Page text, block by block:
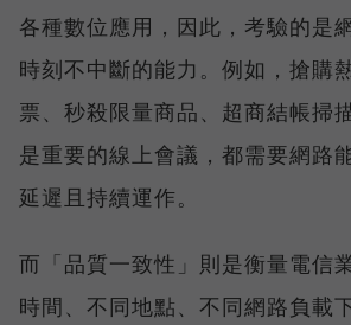
各種數位應用，因此，考驗的是
時刻不中斷的能力。例如，搶購
票、秒殺限量商品、超商結帳掃
是重要的線上會議，都需要網路
延遲且持續運作。
而「品質一致性」則是衡量電信
時間、不同地點、不同網路負載